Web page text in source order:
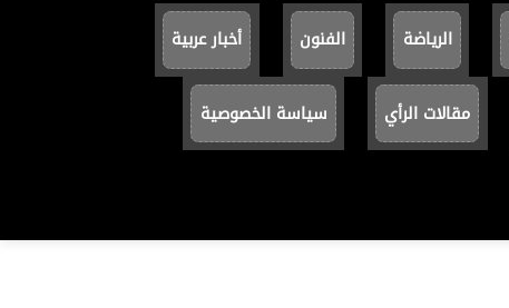
الرياضة الفنون أخبار عربية
مقالات الرأي سياسة الخصوصية